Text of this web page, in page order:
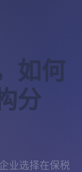
如何
分
业选择在保税